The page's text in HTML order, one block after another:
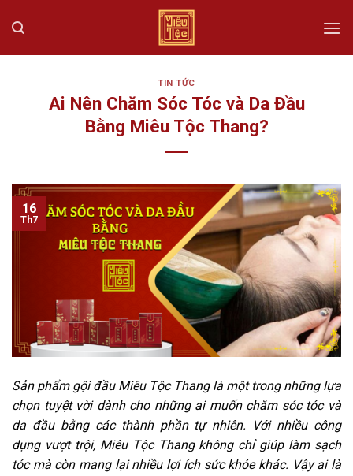
TIN TỨC
Ai Nên Chăm Sóc Tóc và Da Đầu
Bằng Miêu Tộc Thang?
16
Th7
Sản phẩm gội đầu Miêu Tộc Thang là một trong những lựa
chọn tuyệt vời dành cho những ai muốn chăm sóc tóc và
da đầu bằng các thành phần tự nhiên. Với nhiều công
dụng vượt trội, Miêu Tộc Thang không chỉ giúp làm sạch
tóc mà còn mang lại nhiều lợi ích sức khỏe khác. Vậy ai là